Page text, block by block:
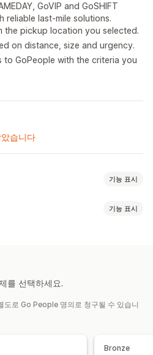
GoVIP and GoSHIFT
reliable last-mile solutions.
the pickup location you selected.
on distance, size and urgency.
GoPeople with the criteria you
습니다
기능 표시
기능 표시
를 선택하세요.
로 Go People 명의로 청구될 수 있습니
Bronze